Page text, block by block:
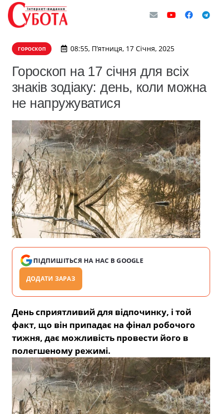
ГОРОСКОП 08:55, П’ятниця, 17 Січня, 2025
Гороскоп на 17 січня для всіх
знаків зодіаку: день, коли можна
не напружуватися
ПІДПИШІТЬСЯ НА НАС В GOOGLE
ДОДАТИ ЗАРАЗ
День сприятливий для відпочинку, і той
факт, що він припадає на фінал робочого
тижня, дає можливість провести його в
полегшеному режимі.